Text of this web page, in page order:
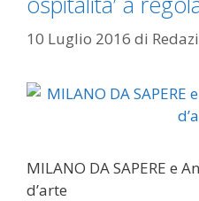
10 Luglio 2016 di
MILANO DA SAPERE e
d’arte